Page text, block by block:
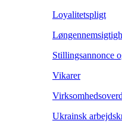
Loyalitetspligt
Stillingsannonce
Vikarer
Ukrainsk